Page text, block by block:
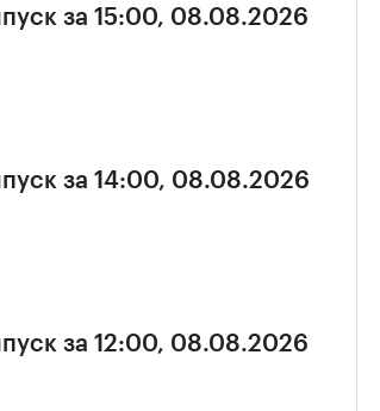
за 15:00, 08.08.2026
за 14:00, 08.08.2026
за 12:00, 08.08.2026